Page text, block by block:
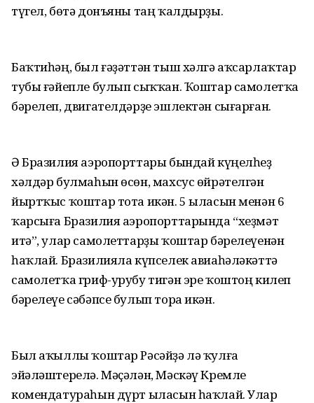
түгел, бөтә донъяны таң ҡалдырҙы.
Баҡтиһәң, был ғәҙәттән тыш хәлгә аҡсарлаҡтар
тубы ғәйепле булып сыҡҡан. Ҡоштар самолетҡа
бәрелеп, двигателдәрҙе эшлектән сығарған.
Ә Бразилия аэропорттары бындай күңелһеҙ
хәлдәр булмаһын өсөн, махсус өйрәтелгән
йыртҡыс ҡоштар тота икән. 5 ыласын менән 6
ҡарсыға Бразилия аэропорттарында “хеҙмәт
итә”, улар самолеттарҙы ҡоштар бәрелеүенән
һаҡлай. Бразилияла күпселек авиаһәләкәттә
самолетҡа гриф-урубу тигән эре ҡоштоң килеп
бәрелеүе сәбәпсе булып тора икән.
Был аҡыллы ҡоштар Рәсәйҙә лә ҡулға
эйәләштерелә. Мәҫәлән, Мәскәү Кремле
комендатураһын дүрт ыласын һаҡлай. Улар